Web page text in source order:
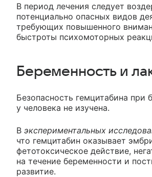
В период лечения следует
потенциально опасных видов
требующих повышенного
быстроты психомоторных
Беременность и
Безопасность гемцитабина при
у человека не изучена.
В экспериментальных
что гемцитабин оказывает
фетотоксическое действие,
на течение беременности и
развитие.